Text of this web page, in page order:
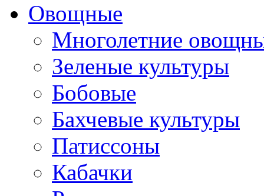
Овощные
Многолетние
Зеленые культуры
Бобовые
Бахчевые культуры
Патиссоны
Кабачки